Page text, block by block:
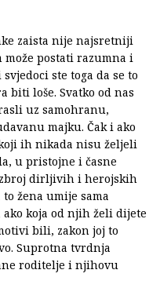
zaista nije najsretniji
postati razumna i
ste toga da se to
biti loše. Svatko od nas
uz samohranu,
majku. Čak i ako
ih nikada nisu željeli
u pristojne i časne
dirljivih i herojskih
žena umije sama
koja od njih želi dijete
bili, zakon joj to
Suprotna tvrdnja
roditelje i njihovu